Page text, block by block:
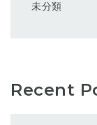
未分類
Recent